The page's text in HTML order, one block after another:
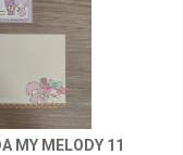
MY MELODY 11